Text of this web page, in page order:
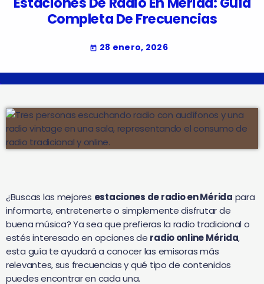
Completa De Frecuencias
today 28 enero, 2026
¿Buscas las mejores estaciones de radio en Mérida para
informarte, entretenerte o simplemente disfrutar de
buena música? Ya sea que prefieras la radio tradicional o
estés interesado en opciones de radio online Mérida,
esta guía te ayudará a conocer las emisoras más
relevantes, sus frecuencias y qué tipo de contenidos
puedes encontrar en cada una.